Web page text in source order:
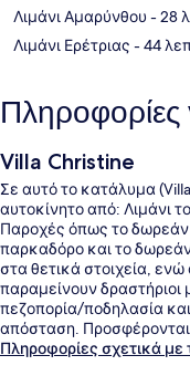
Λιμάνι Αμαρύνθου - 28
Λιμάνι Ερέτριας - 44
Πληροφορίες
Villa Christine
Σε αυτό το κατάλυμα
αυτοκίνητο από: Λιμάνι
Παροχές όπως το
παρκαδόρο και το
στα θετικά στοιχεία,
παραμείνουν δραστήριοι
πεζοπορία/ποδηλασία
απόσταση. Προσφέρονται
τον ξενώνα
Πληροφορίες σχετικά